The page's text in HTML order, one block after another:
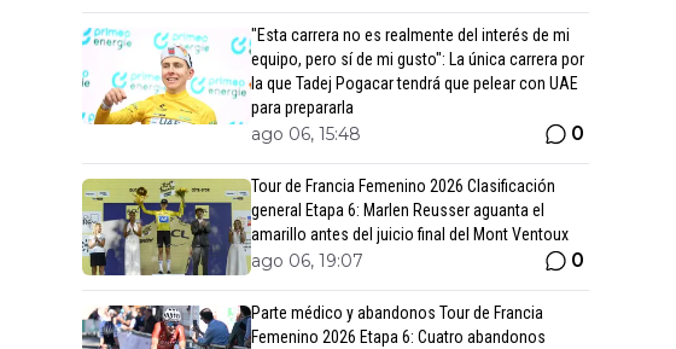
"Esta carrera no es realmente del interés de mi
equipo, pero sí de mi gusto": La única carrera por
la que Tadej Pogacar tendrá que pelear con UAE
para prepararla
ago 06, 15:48 0
Tour de Francia Femenino 2026 Clasificación
general Etapa 6: Marlen Reusser aguanta el
amarillo antes del juicio final del Mont Ventoux
ago 06, 19:07 0
Parte médico y abandonos Tour de Francia
Femenino 2026 Etapa 6: Cuatro abandonos